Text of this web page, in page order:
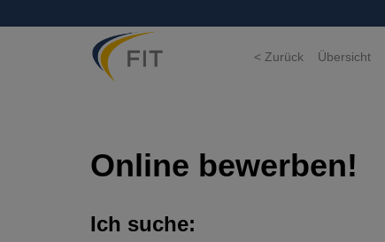
< Zurück Übersicht
Online bewerben!
Ich suche: